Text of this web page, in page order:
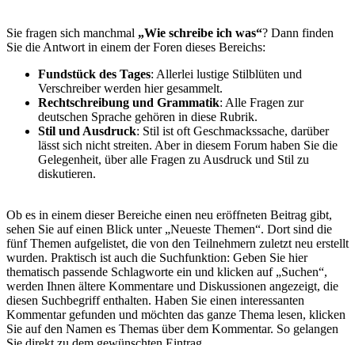
Sie fragen sich manchmal „Wie schreibe ich was“? Dann finden
Sie die Antwort in einem der Foren dieses Bereichs:
Fundstück des Tages: Allerlei lustige Stilblüten und
Verschreiber werden hier gesammelt.
Rechtschreibung und Grammatik: Alle Fragen zur
deutschen Sprache gehören in diese Rubrik.
Stil und Ausdruck: Stil ist oft Geschmackssache, darüber
lässt sich nicht streiten. Aber in diesem Forum haben Sie die
Gelegenheit, über alle Fragen zu Ausdruck und Stil zu
diskutieren.
Ob es in einem dieser Bereiche einen neu eröffneten Beitrag gibt,
sehen Sie auf einen Blick unter „Neueste Themen“. Dort sind die
fünf Themen aufgelistet, die von den Teilnehmern zuletzt neu erstellt
wurden. Praktisch ist auch die Suchfunktion: Geben Sie hier
thematisch passende Schlagworte ein und klicken auf „Suchen“,
werden Ihnen ältere Kommentare und Diskussionen angezeigt, die
diesen Suchbegriff enthalten. Haben Sie einen interessanten
Kommentar gefunden und möchten das ganze Thema lesen, klicken
Sie auf den Namen es Themas über dem Kommentar. So gelangen